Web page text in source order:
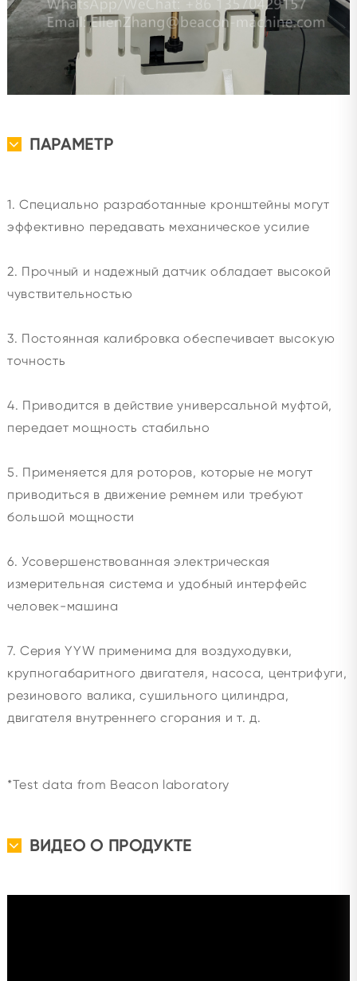
ПАРАМЕТР
1. Специально разработанные кронштейны могут
эффективно передавать механическое усилие
2. Прочный и надежный датчик обладает высокой
чувствительностью
3. Постоянная калибровка обеспечивает высокую
точность
4. Приводится в действие универсальной муфтой,
передает мощность стабильно
5. Применяется для роторов, которые не могут
приводиться в движение ремнем или требуют
большой мощности
6. Усовершенствованная электрическая
измерительная система и удобный интерфейс
человек-машина
7. Серия YYW применима для воздуходувки,
крупногабаритного двигателя, насоса, центрифуги,
резинового валика, сушильного цилиндра,
двигателя внутреннего сгорания и т. д.
*Test data from Beacon laboratory
ВИДЕО О ПРОДУКТЕ